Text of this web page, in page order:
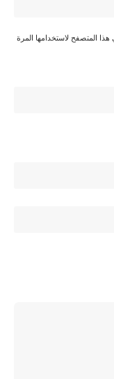
المتصفح لاستخدامها المرة